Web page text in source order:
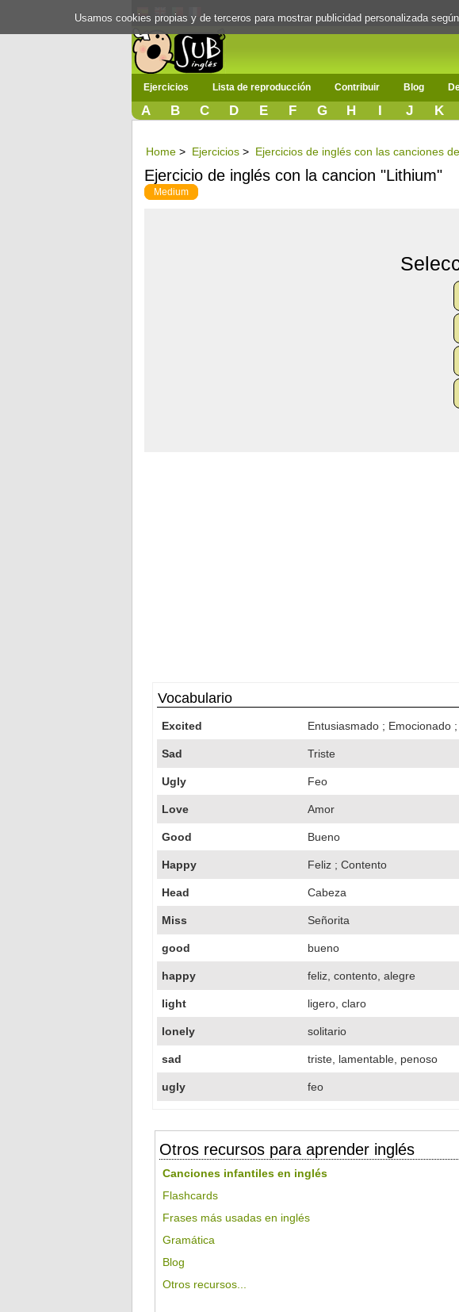
Ejercicios Lista de reproducción Contribuir Blog
A B C D E F G H I J K
Home > Ejercicios > Ejercicios de inglés con las canciones
Ejercicio de inglés con la cancion "Lithium"
Medium
Vocabulario
Excited Entusiasmado ; Emocionado
Sad Triste
Ugly Feo
Love Amor
Good Bueno
Happy Feliz ; Contento
Head Cabeza
Miss Señorita
good bueno
happy feliz, contento, alegre
light ligero, claro
lonely solitario
sad triste, lamentable, penoso
ugly feo
Otros recursos para aprender inglés
Canciones infantiles en inglés
Flashcards
Frases más usadas en inglés
Gramática
Blog
Otros recursos...
Usamos cookies propias y de terceros para mostrar publicidad personalizada